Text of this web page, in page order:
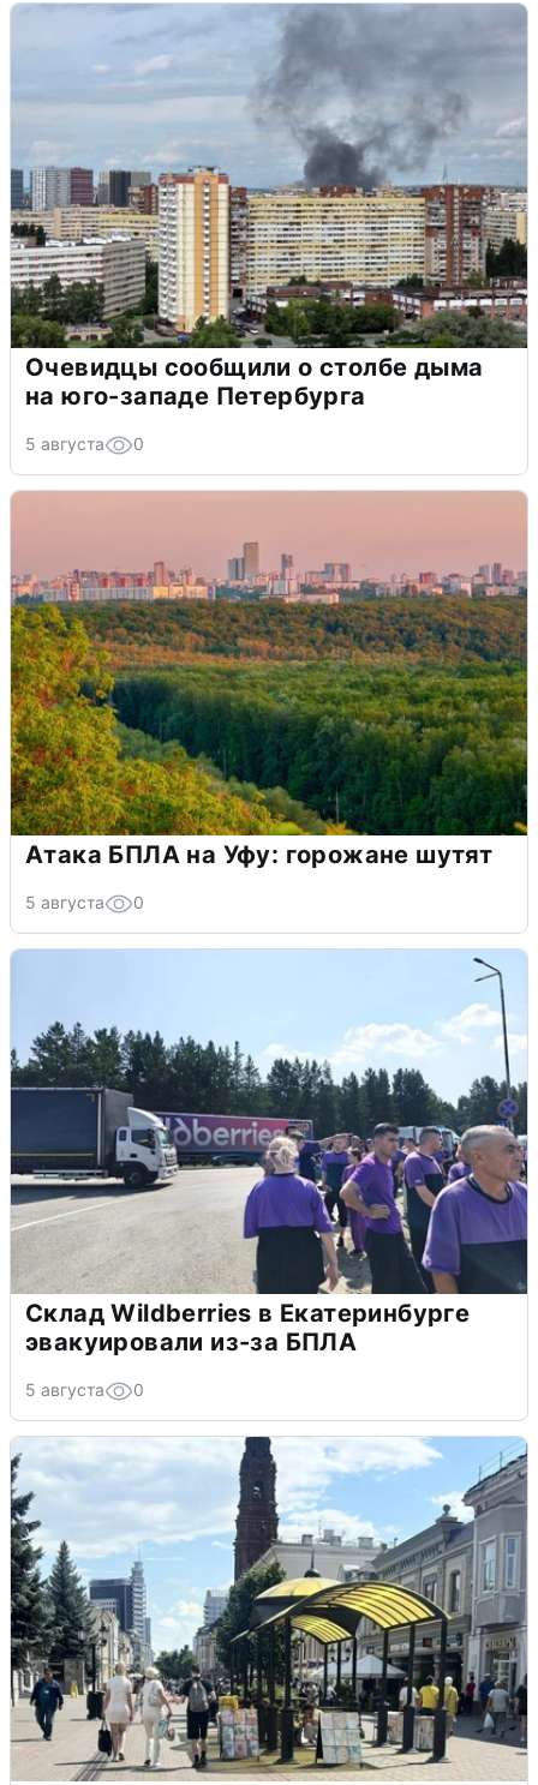
Очевидцы сообщили о столбе дыма
на юго-западе Петербурга
5 августа 0
Атака БПЛА на Уфу: горожане шутят
5 августа 0
Склад Wildberries в Екатеринбурге
эвакуировали из-за БПЛА
5 августа 0